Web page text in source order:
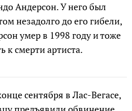
Андерсон. У него был
незадолго до его гибели,
умер в 1998 году и тоже
к смерти артиста.
сентября в Лас-Вегасе,